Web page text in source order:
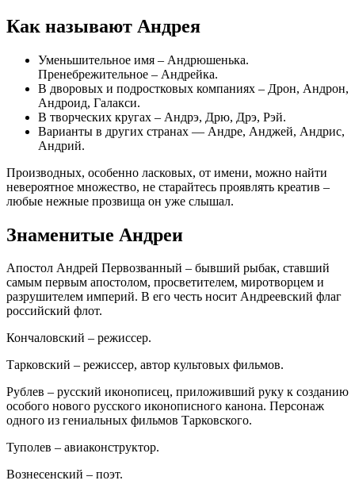
Как называют Андрея
Уменьшительное имя – Андрюшенька.
Пренебрежительное – Андрейка.
В дворовых и подростковых компаниях – Дрон, Андрон,
Андроид, Галакси.
В творческих кругах – Андрэ, Дрю, Дрэ, Рэй.
Варианты в других странах — Андре, Анджей, Андрис,
Андрий.
Производных, особенно ласковых, от имени, можно найти
невероятное множество, не старайтесь проявлять креатив –
любые нежные прозвища он уже слышал.
Знаменитые Андреи
Апостол Андрей Первозванный – бывший рыбак, ставший
самым первым апостолом, просветителем, миротворцем и
разрушителем империй. В его честь носит Андреевский флаг
российский флот.
Кончаловский – режиссер.
Тарковский – режиссер, автор культовых фильмов.
Рублев – русский иконописец, приложивший руку к созданию
особого нового русского иконописного канона. Персонаж
одного из гениальных фильмов Тарковского.
Туполев – авиаконструктор.
Вознесенский – поэт.